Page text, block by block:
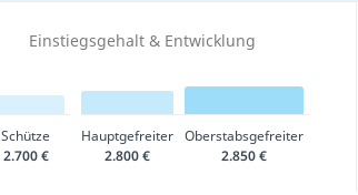
Einstiegsgehalt & Entwicklung
Schütze Hauptgefreiter Oberstabsgefreiter
2.700 €
2.800 € 2.850 €